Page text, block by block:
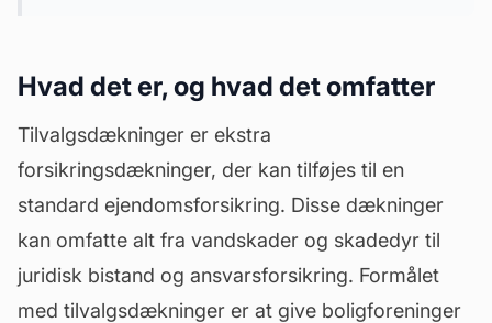
Hvad det er, og hvad det omfatter
Tilvalgsdækninger er ekstra
forsikringsdækninger, der kan tilføjes til en
standard ejendomsforsikring. Disse dækninger
kan omfatte alt fra vandskader og skadedyr til
juridisk bistand og ansvarsforsikring. Formålet
med tilvalgsdækninger er at give boligforeninger